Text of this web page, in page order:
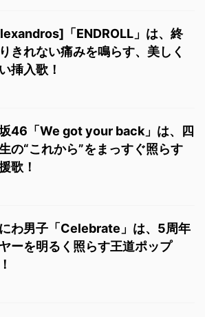
「ENDROLL」は、終
きれない痛みを鳴らす、美しく
挿入歌！
46「We got your back」は、四
の“これから”をまっすぐ照らす
歌！
わ男子「Celebrate」は、5周年
ーを明るく照らす王道ポップ